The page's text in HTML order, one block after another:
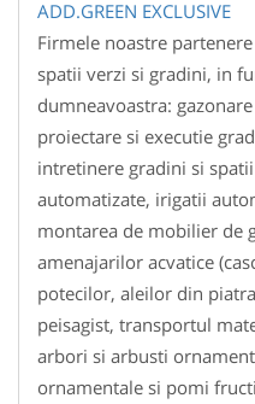
Firmele noastre
spatii verzi si gradini, in
dumneavoastra:
proiectare si executie
intretinere gradini si
automatizate, irigatii
montarea de mobilier de
amenajarilor acvatice
potecilor, aleilor din
peisagist, transportul
arbori si arbusti
ornamentale si pomi